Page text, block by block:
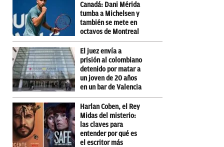
Canadá: Dani Mérida
tumba a Michelsen y
también se mete en
octavos de Montreal
El juez envía a
prisión al colombiano
detenido por matar a
un joven de 20 años
en un bar de Valencia
Harlan Coben, el Rey
Midas del misterio:
las claves para
entender por qué es
el escritor más